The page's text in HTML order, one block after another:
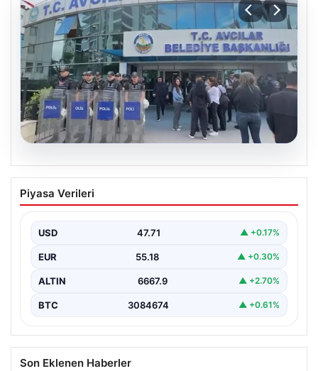
Avcılar Belediyesi’ne operasyon. 12
şüpheli gözaltına alındı
Piyasa Verileri
USD 47.71 ▲ +0.17%
EUR 55.18 ▲ +0.30%
ALTIN 6667.9 ▲ +2.70%
BTC 3084674 ▲ +0.61%
Son Eklenen Haberler